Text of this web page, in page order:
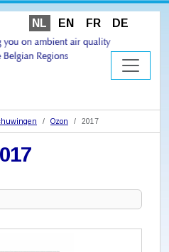
NL EN FR DE
Ozon 2017